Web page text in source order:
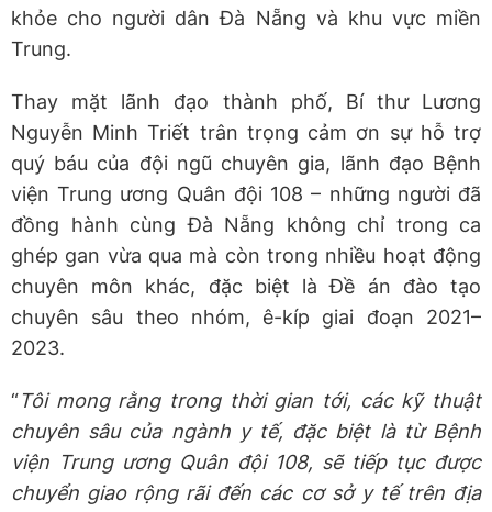
khỏe cho người dân Đà Nẵng và khu vực miền
Trung.
Thay mặt lãnh đạo thành phố, Bí thư Lương
Nguyễn Minh Triết trân trọng cảm ơn sự hỗ trợ
quý báu của đội ngũ chuyên gia, lãnh đạo Bệnh
viện Trung ương Quân đội 108 – những người đã
đồng hành cùng Đà Nẵng không chỉ trong ca
ghép gan vừa qua mà còn trong nhiều hoạt động
chuyên môn khác, đặc biệt là Đề án đào tạo
chuyên sâu theo nhóm, ê-kíp giai đoạn 2021–
2023.
“Tôi mong rằng trong thời gian tới, các kỹ thuật
chuyên sâu của ngành y tế, đặc biệt là từ Bệnh
viện Trung ương Quân đội 108, sẽ tiếp tục được
chuyển giao rộng rãi đến các cơ sở y tế trên địa